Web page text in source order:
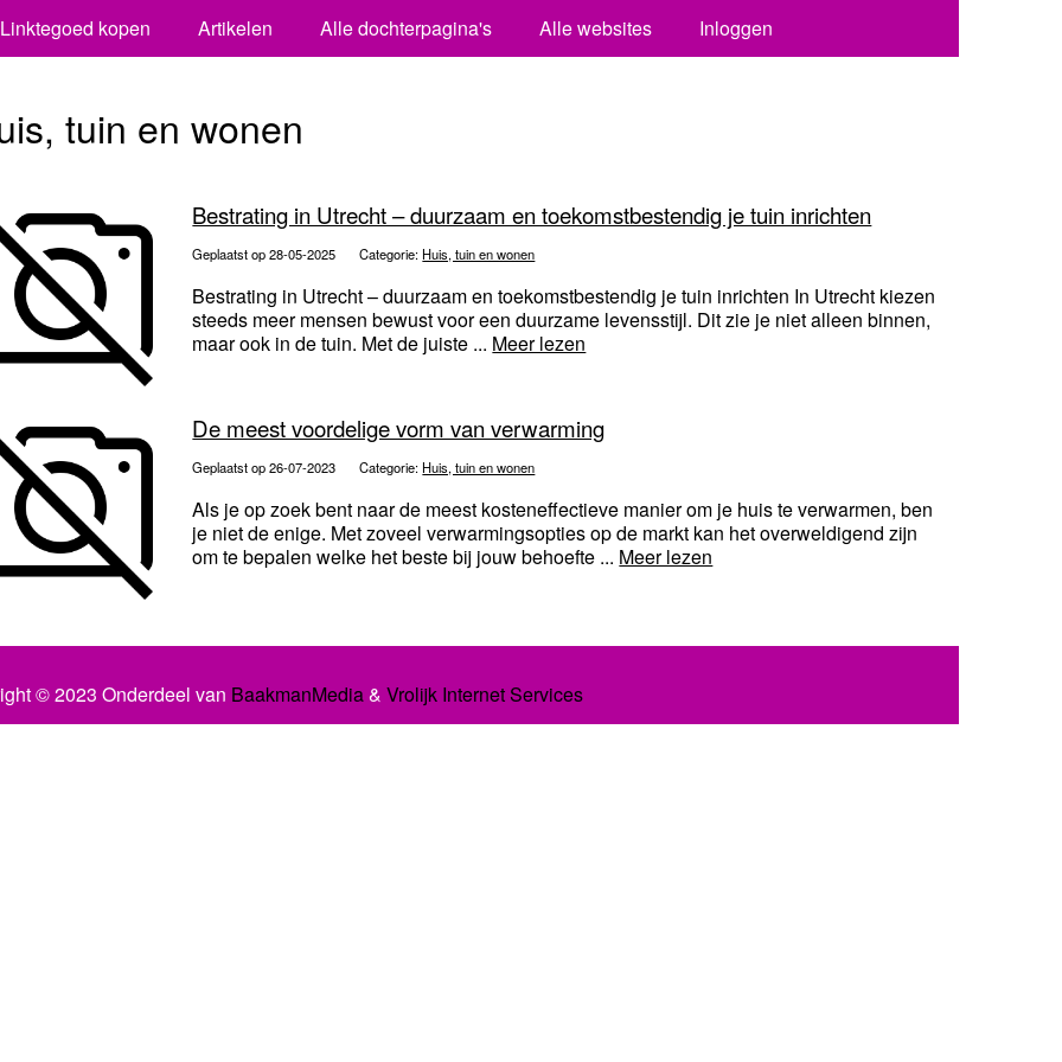
Linktegoed kopen Artikelen Alle dochterpagina's Alle websites Inloggen
tuin en wonen
Bestrating in Utrecht – duurzaam en toekomstbestendig je tuin inrichten
Geplaatst op 28-05-2025 Categorie: Huis, tuin en wonen
Bestrating in Utrecht – duurzaam en toekomstbestendig je tuin inrichten In Utrecht kiezen
steeds meer mensen bewust voor een duurzame levensstijl. Dit zie je niet alleen binnen,
maar ook in de tuin. Met de juiste ... Meer lezen
De meest voordelige vorm van verwarming
Geplaatst op 26-07-2023 Categorie: Huis, tuin en wonen
Als je op zoek bent naar de meest kosteneffectieve manier om je huis te verwarmen, ben
je niet de enige. Met zoveel verwarmingsopties op de markt kan het overweldigend zijn
om te bepalen welke het beste bij jouw behoefte ... Meer lezen
© 2023 Onderdeel van BaakmanMedia& Vrolijk Internet Services